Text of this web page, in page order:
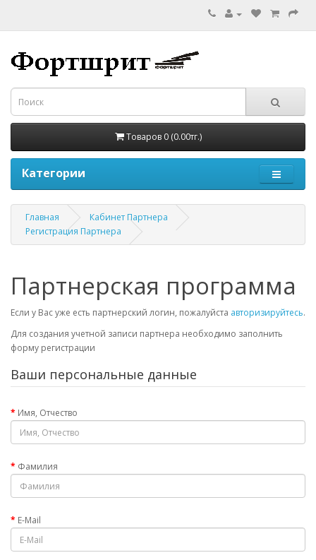
Товаров 0 (0.00тг.)
Категории
Главная
Кабинет Партнера
Регистрация Партнера
Партнерская программа
Если у Вас уже есть партнерский логин, пожалуйста авторизируйтесь.
Для создания учетной записи партнера необходимо заполнить
форму регистрации
Ваши персональные данные
Имя, Отчество
Фамилия
E-Mail